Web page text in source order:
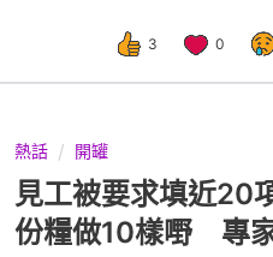
3 0
熱話 開罐
見工被要求填近20
份糧做10樣嘢 專